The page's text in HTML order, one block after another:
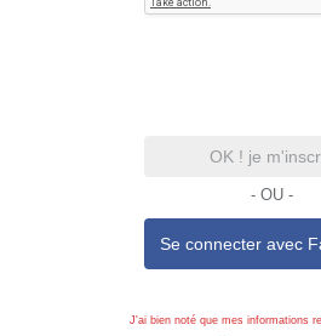
OK ! je
- OU -
Se connecter avec
J'ai bien noté que mes informations